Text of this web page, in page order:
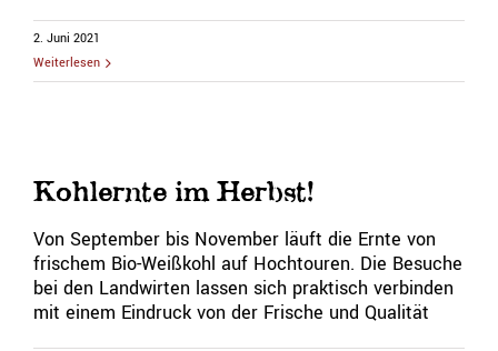
2. Juni 2021
Weiterlesen
Kohlernte im Herbst!
Von September bis November läuft die Ernte von
frischem Bio-Weißkohl auf Hochtouren. Die Besuche
bei den Landwirten lassen sich praktisch verbinden
mit einem Eindruck von der Frische und Qualität